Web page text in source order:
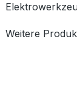
Weitere